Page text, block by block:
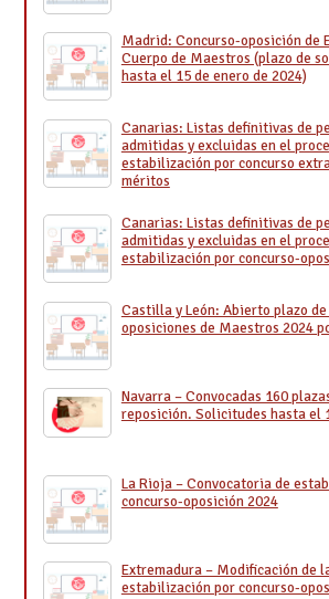
Madrid: Concurso-oposición de
Cuerpo de Maestros (plazo de
hasta el 15 de enero de 2024)
Canarias: Listas definitivas de
admitidas y excluidas en el
estabilización por concurso
méritos
Canarias: Listas definitivas de
admitidas y excluidas en el
estabilización por concurso-
Castilla y León: Abierto plazo
oposiciones de Maestros 2024
Navarra – Convocadas 160
reposición. Solicitudes hasta el
La Rioja – Convocatoria de
concurso-oposición 2024
Extremadura – Modificación de
estabilización por concurso-